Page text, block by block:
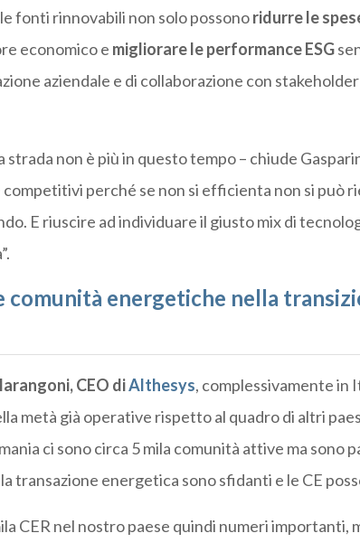
fonti rinnovabili non solo possonoridurre le
economico e migliorare le performance ESG
aziendale e di collaborazione con
non è più in questo tempo – chiude
perché se non si efficienta non si può
E riuscire ad individuare il giusto mix di
comunità energetiche nella
CEO diAlthesys, complessivamente in
metà già operative rispetto al quadro di altri
ci sono circa 5 mila comunità attive ma sono
transazione energetica sono sfidanti e le CE
CER nel nostro paese quindi numeri importanti,